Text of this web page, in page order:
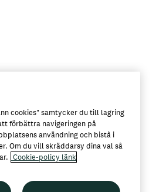
cookies" samtycker du till lagring
förbättra navigeringen på
användning och bistå i
Om du vill skräddarsy dina val så
Cookie-policy länk